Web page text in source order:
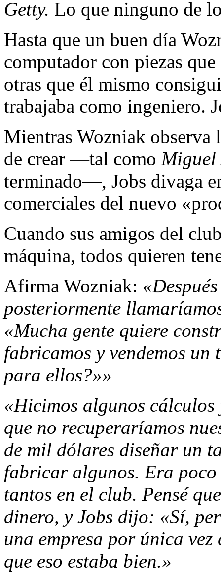
Getty. Lo que nin­guno de
Hasta que un buen día
computador con piezas
otras que él mismo
trabajaba como ingeniero.
Mientras Wozniak observa
de crear —tal como Miguel
terminado—, Jobs divaga
comerciales del nuevo
Cuando sus amigos del
máquina, todos quieren
Afirma Wozniak:
posteriormente
«Mucha gente quiere
fabricamos y vendemos
para ellos?»»
«Hicimos algunos
que no recuperaríamos
de mil dólares diseñar un
fabricar algunos. Era
tantos en el club. Pensé
dinero, y Jobs dijo: «Sí,
una empresa por única vez
que eso es­taba bien.»